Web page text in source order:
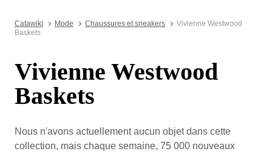
Catawiki Mode Chaussures et sneakers
Vivienne Westwood
Baskets
Vivienne Westwood
Baskets
Nous n'avons actuellement aucun objet dans cette
collection, mais chaque semaine, 75 000 nouveaux